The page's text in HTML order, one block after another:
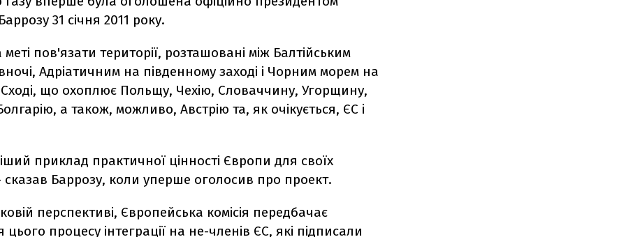
31 січня 2011 року.
пов'язати території, розташовані між Балтійським
Адріатичним на південному заході і Чорним морем на
що охоплює Польщу, Чехію, Словаччину, Угорщину,
а також, можливо, Австрію та, як очікується, ЄС і
приклад практичної цінності Європи для своїх
сказав Баррозу, коли уперше оголосив про проект.
перспективі, Європейська комісія передбачає
процесу інтеграції на не-членів ЄС, які підписали